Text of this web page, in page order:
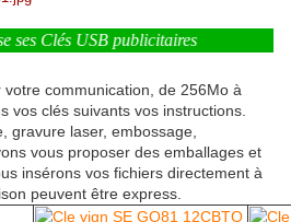
Clés USB publicitaires
communication, de 256Mo à
vos clés suivants vos instructions.
gravure laser, embossage,
vous proposer des emballages et
insérons vos fichiers directement à
peuvent être express.